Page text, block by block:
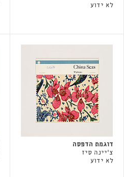
לא ידוע
דוגמת הדפסה
צ'יינה סיז
לא ידוע